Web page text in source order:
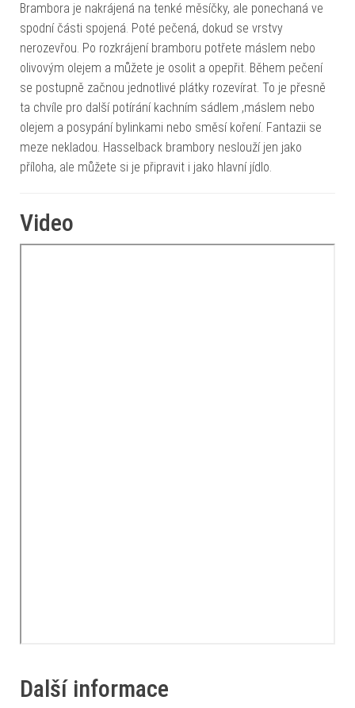
Brambora je nakrájená na tenké měsíčky, ale ponechaná ve
spodní části spojená. Poté pečená, dokud se vrstvy
nerozevřou. Po rozkrájení bramboru potřete máslem nebo
olivovým olejem a můžete je osolit a opepřit. Během pečení
se postupně začnou jednotlivé plátky rozevírat. To je přesně
ta chvíle pro další potírání kachním sádlem ,máslem nebo
olejem a posypání bylinkami nebo směsí koření. Fantazii se
meze nekladou. Hasselback brambory neslouží jen jako
příloha, ale můžete si je připravit i jako hlavní jídlo.
Video
Další informace